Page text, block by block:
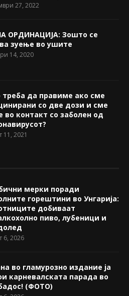
27, 2022
ОРДИНАЦИЈА: Зошто се
зуење во ушите
14, 2020
да правиме ако сме
со две дози и сме
во контакт со заболен од
11, 2021
мерки поради
горештини во Унгарија:
добиваат
пиво, лубеници и
6, 2026
во гламурозно издание ја
карневалската парада во
(ФОТО)